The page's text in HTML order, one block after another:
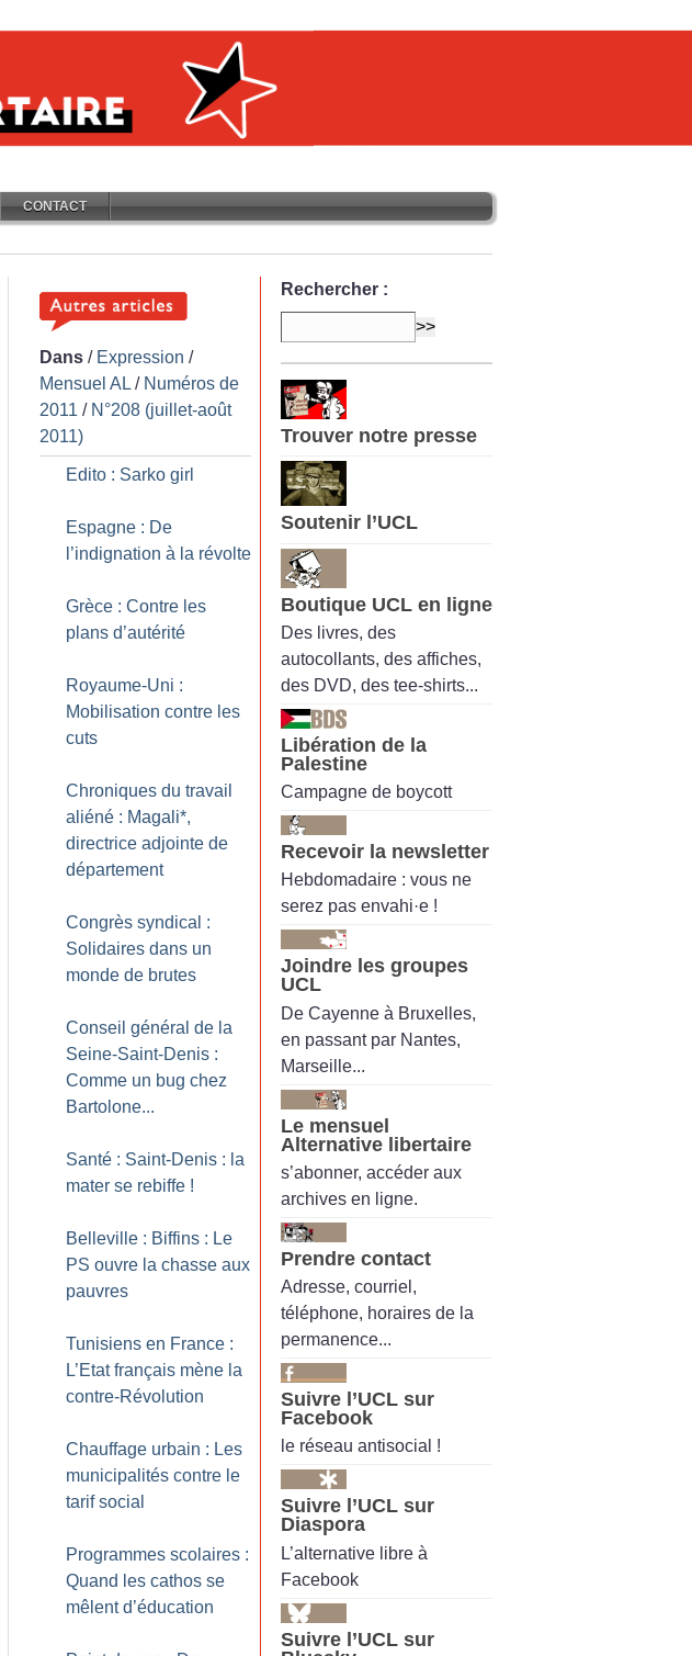
CONTACT
Dans / Expression /
Mensuel AL / Numéros de
2011 / N°208 (juillet-août
2011)
Edito : Sarko girl
Espagne : De
l’indignation à la révolte
Grèce : Contre les
plans d’autérité
Royaume-Uni :
Mobilisation contre les
cuts
Chroniques du travail
aliéné : Magali*,
directrice adjointe de
département
Congrès syndical :
Solidaires dans un
monde de brutes
Conseil général de la
Seine-Saint-Denis :
Comme un bug chez
Bartolone...
Santé : Saint-Denis : la
mater se rebiffe !
Belleville : Biffins : Le
PS ouvre la chasse aux
pauvres
Tunisiens en France :
L’Etat français mène la
contre-Révolution
Chauffage urbain : Les
municipalités contre le
tarif social
Programmes scolaires :
Quand les cathos se
mêlent d’éducation
Rechercher :
Trouver notre presse
Soutenir l’UCL
Boutique UCL en ligne
Des livres, des
autocollants, des affiches,
des DVD, des tee-shirts...
Libération de la
Palestine
Campagne de boycott
Recevoir la newsletter
Hebdomadaire : vous ne
serez pas envahi·e !
Joindre les groupes
UCL
De Cayenne à Bruxelles,
en passant par Nantes,
Marseille...
Le mensuel
Alternative libertaire
s’abonner, accéder aux
archives en ligne.
Prendre contact
Adresse, courriel,
téléphone, horaires de la
permanence...
Suivre l’UCL sur
Facebook
le réseau antisocial !
Suivre l’UCL sur
Diaspora
L’alternative libre à
Facebook
Suivre l’UCL sur